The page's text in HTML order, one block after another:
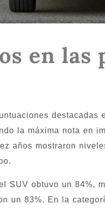
en las
destacadas
la máxima nota en
años mostraron
SUV obtuvo un 84%,
un 83%. En la